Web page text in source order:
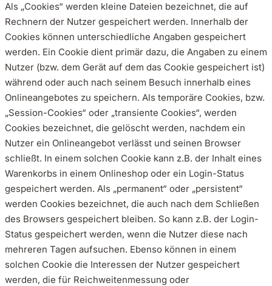
Als „Cookies“ werden kleine Dateien bezeichnet, die auf
Rechnern der Nutzer gespeichert werden. Innerhalb der
Cookies können unterschiedliche Angaben gespeichert
werden. Ein Cookie dient primär dazu, die Angaben zu einem
Nutzer (bzw. dem Gerät auf dem das Cookie gespeichert ist)
während oder auch nach seinem Besuch innerhalb eines
Onlineangebotes zu speichern. Als temporäre Cookies, bzw.
„Session-Cookies“ oder „transiente Cookies“, werden
Cookies bezeichnet, die gelöscht werden, nachdem ein
Nutzer ein Onlineangebot verlässt und seinen Browser
schließt. In einem solchen Cookie kann z.B. der Inhalt eines
Warenkorbs in einem Onlineshop oder ein Login-Status
gespeichert werden. Als „permanent“ oder „persistent“
werden Cookies bezeichnet, die auch nach dem Schließen
des Browsers gespeichert bleiben. So kann z.B. der Login-
Status gespeichert werden, wenn die Nutzer diese nach
mehreren Tagen aufsuchen. Ebenso können in einem
solchen Cookie die Interessen der Nutzer gespeichert
werden, die für Reichweitenmessung oder